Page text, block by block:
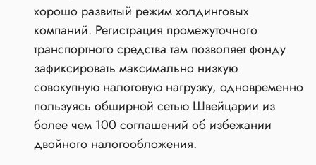
хорошо развитый режим холдинговых
компаний. Регистрация промежуточного
транспортного средства там позволяет фонду
зафиксировать максимально низкую
совокупную налоговую нагрузку, одновременно
пользуясь обширной сетью Швейцарии из
более чем 100 соглашений об избежании
двойного налогообложения.